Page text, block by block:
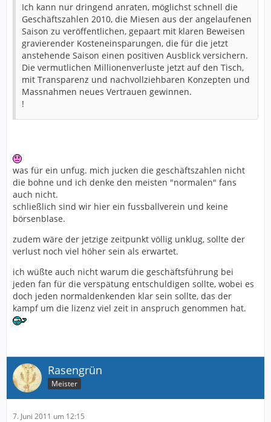
Ich kann nur dringend anraten, möglichst schnell die
Geschäftszahlen 2010, die Miesen aus der angelaufenen
Saison zu veröffentlichen, gepaart mit klaren Beweisen
gravierender Kosteneinsparungen, die für die jetzt
anstehende Saison einen positiven Ausblick versichern.
Die vermutlichen Millionenverluste jetzt auf den Tisch,
mit Transparenz und nachvollziehbaren Konzepten und
Massnahmen neues Vertrauen gewinnen.
!
was für ein unfug. mich jucken die geschäftszahlen nicht
die bohne und ich denke den meisten "normalen" fans
auch nicht.
schließlich sind wir hier ein fussballverein und keine
börsenblase.
zudem wäre der jetzige zeitpunkt völlig unklug, sollte der
verlust noch viel höher sein als erwartet.
ich wüßte auch nicht warum die geschäftsführung bei
jeden fan für die verspätung entschuldigen sollte, wobei es
doch jeden normaldenkenden klar sein sollte, das der
kampf um die lizenz viel zeit in anspruch genommen hat.
Rasengrün
Meister
7. Juni 2011 um 12:15